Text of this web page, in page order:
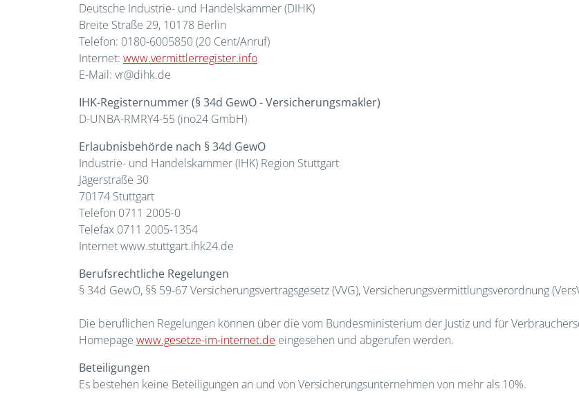
Deutsche Industrie- und Handelskammer (DIHK)
Breite Straße 29, 10178 Berlin
Telefon: 0180-6005850 (20 Cent/Anruf)
Internet: www.vermittlerregister.info
E-Mail: vr@dihk.de
IHK-Registernummer (§ 34d GewO - Versicherungsmakler)
D-UNBA-RMRY4-55 (ino24 GmbH)
Erlaubnisbehörde nach § 34d GewO
Industrie- und Handelskammer (IHK) Region Stuttgart
Jägerstraße 30
70174 Stuttgart
Telefon 0711 2005-0
Telefax 0711 2005-1354
Internet www.stuttgart.ihk24.de
Berufsrechtliche Regelungen
§ 34d GewO, §§ 59-67 Versicherungsvertragsgesetz (VVG), Versicherungsvermittlungsverordnung
Die beruflichen Regelungen können über die vom Bundesministerium der Justiz und für
Homepage www.gesetze-im-internet.de eingesehen und abgerufen werden.
Beteiligungen
Es bestehen keine Beteiligungen an und von Versicherungsunternehmen von mehr als 10%.